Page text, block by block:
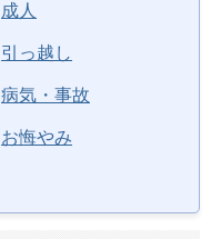
成人
引っ越し
病気・事故
お悔やみ